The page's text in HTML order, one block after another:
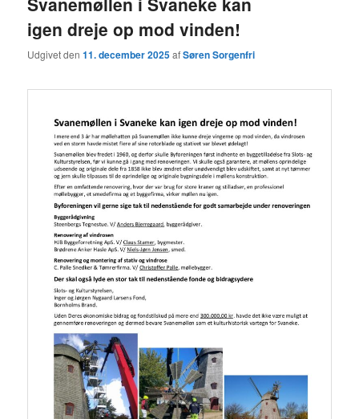
igen dreje op mod vinden!
Udgivet den11. december 2025afSøren Sorgenfri